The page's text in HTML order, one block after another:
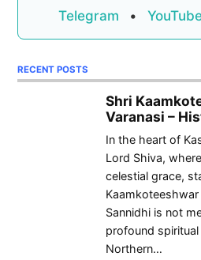
Telegram •
RECENT POSTS
Shri
Varanasi –
In the heart of
Lord Shiva,
celestial grace,
Sannidhi is not
profound
Northern…